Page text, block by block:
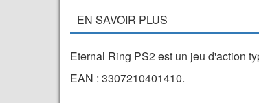
EN SAVOIR PLUS
Eternal Ring PS2 est un jeu d'action
EAN : 3307210401410.